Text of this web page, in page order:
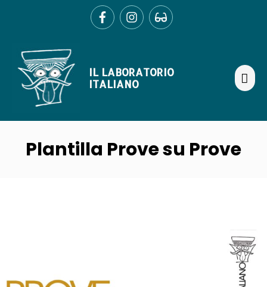
IL LABORATORIO
ITALIANO
Plantilla Prove su Prove